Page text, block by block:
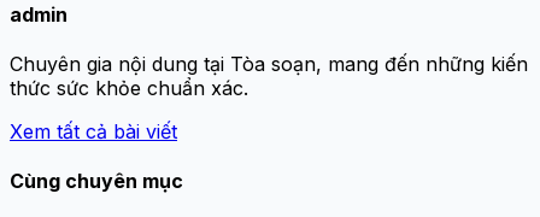
admin
Chuyên gia nội dung tại Tòa soạn, mang đến những kiến
thức sức khỏe chuẩn xác.
Xem tất cả bài viết
Cùng chuyên mục